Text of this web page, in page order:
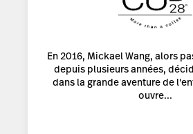
En 2016, Mickael Wang, alors
depuis plusieurs années,
dans la grande aventure de
ouvre...